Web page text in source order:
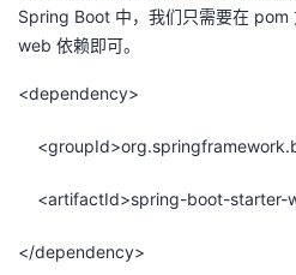
Spring Boot 中，我们只需要在
web 依赖即可。
<dependency>
<artifactId>spring-boot-starter-
</dependency>